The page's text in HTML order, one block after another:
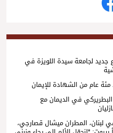
لجامعة سيدة اللويزة في
عام من الشهادة للإيمان
في الديمان مع
لبنان، المطران ميشال قصارجي،